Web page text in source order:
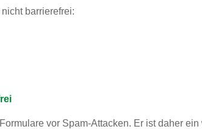
barrierefrei:
vor Spam-Attacken. Er ist daher